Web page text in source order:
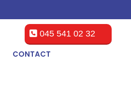
045 541 02 32
CONTACT